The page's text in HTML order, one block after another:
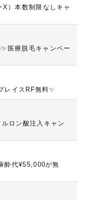
X）本数制限なしキャ
医療脱毛キャンペー
レイスRF無料✨
ルロン酸注入キャン
酔代¥55,000が無